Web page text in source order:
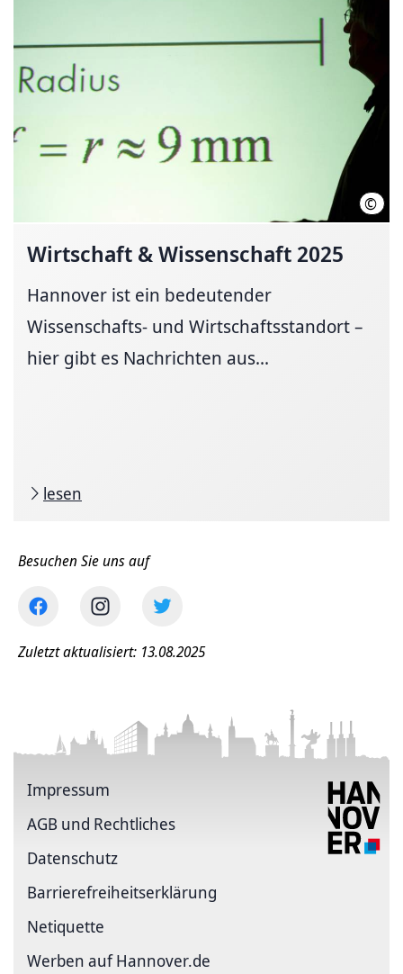
© LHH
Wirtschaft & Wissenschaft 2025
Hannover ist ein bedeutender
Wissenschafts- und Wirtschaftsstandort –
hier gibt es Nachrichten aus...
lesen
Besuchen Sie uns auf
Zuletzt aktualisiert: 13.08.2025
Impressum
AGB und Rechtliches
Datenschutz
Barriere­freiheits­erklärung
Netiquette
Werben auf Hannover.de